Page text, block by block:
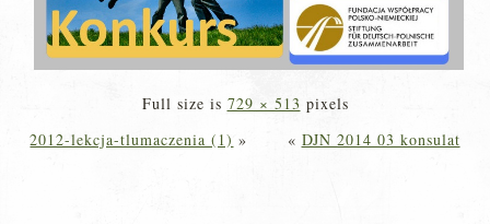
Full size is 729 × 513 pixels
2012-lekcja-tlumaczenia (1) » « DJN 2014 03 konsulat